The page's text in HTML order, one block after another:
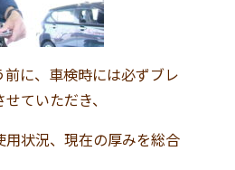
に、車検時には必ずブレ
ていただき、
状況、現在の厚みを総合